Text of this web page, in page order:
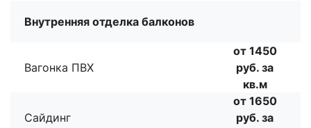
Внутренняя отделка балконов
Вагонка ПВХ
от 1450
руб. за
кв.м
Сайдинг
от 1650
руб. за